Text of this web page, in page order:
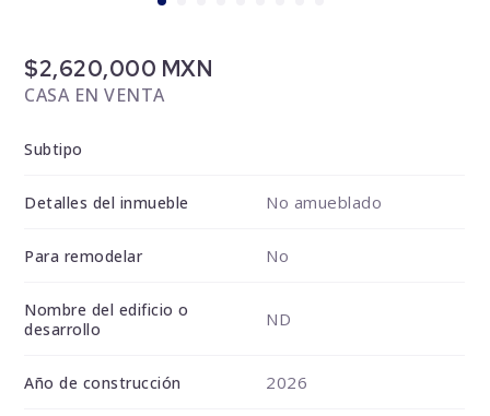
$2,620,000 MXN
CASA EN VENTA
Subtipo
Detalles del inmueble No amueblado
Para remodelar No
Nombre del edificio o
desarrollo
ND
Año de construcción 2026